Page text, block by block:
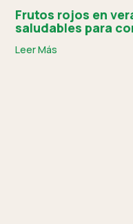
Frutos rojos en
saludables para
Leer Más